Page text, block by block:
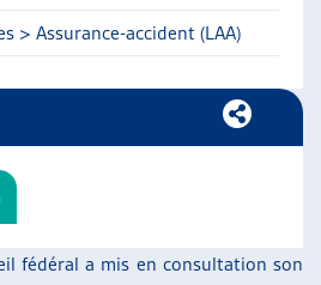
fédéral a mis en consultation son
> Assurance-accident (LAA)